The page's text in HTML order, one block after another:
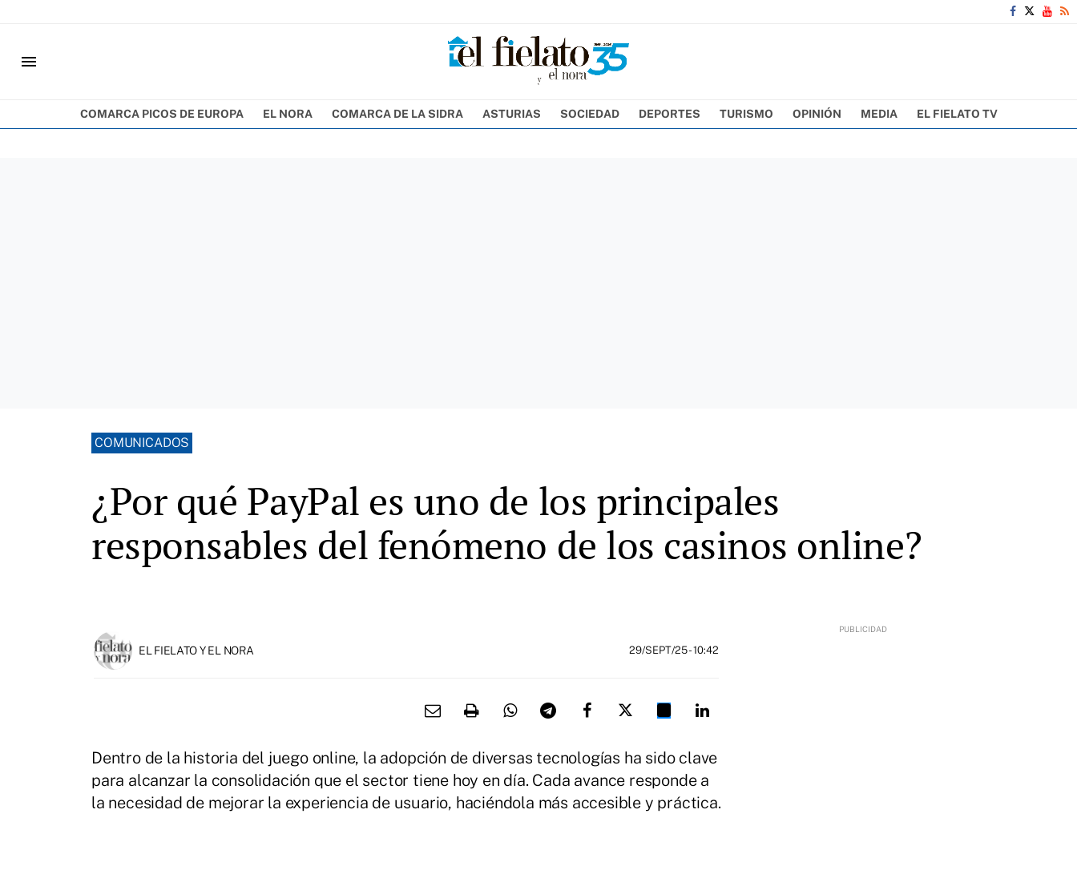
menu
COMARCA PICOS DE EUROPA EL NORA COMARCA DE LA SIDRA ASTURIAS SOCIEDAD DEPORTES TURISMO OPINIÓN MEDIA EL FIELATO TV
COMUNICADOS
¿Por qué PayPal es uno de los principales
responsables del fenómeno de los casinos online?
EL FIELATO Y EL NORA 29/SEPT/25- 10:42
Dentro de la historia del juego online, la adopción de diversas tecnologías ha sido clave
para alcanzar la consolidación que el sector tiene hoy en día. Cada avance responde a
la necesidad de mejorar la experiencia de usuario, haciéndola más accesible y práctica.